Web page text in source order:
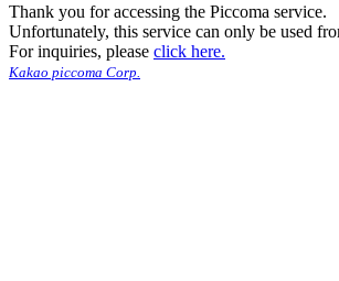
Thank you for accessing the Piccoma service.
Unfortunately, this service can only be used
For inquiries, please click here.
Kakao piccoma Corp.